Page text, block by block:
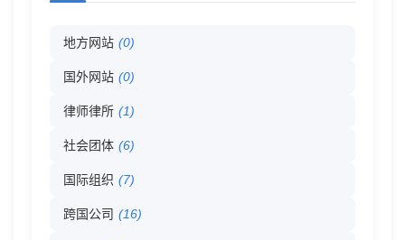
地方网站 (0)
国外网站 (0)
律师律所 (1)
社会团体 (6)
国际组织 (7)
跨国公司 (16)